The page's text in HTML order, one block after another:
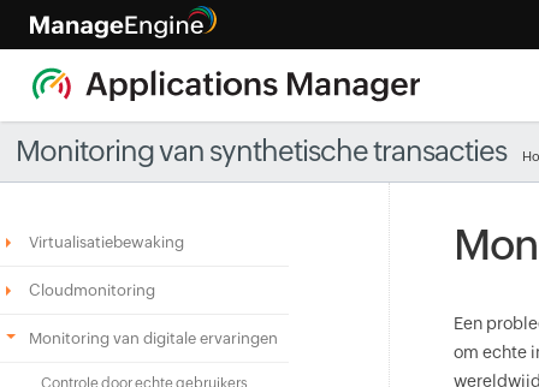
Monitoring van synthetische transacties
Virtualisatiebewaking
Cloudmonitoring
Monitoring van digitale ervaringen
Controle door echte gebruikers
Een
om echte